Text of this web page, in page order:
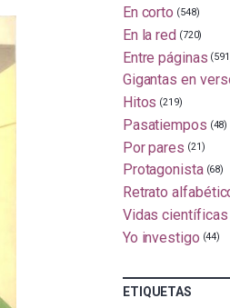
En corto (548)
En la red (720)
Entre páginas
Gigantas en
Hitos (219)
Pasatiempos (48)
Por pares (21)
Protagonista (68)
Retrato
Vidas científicas
Yo investigo (44)
ETIQUETAS